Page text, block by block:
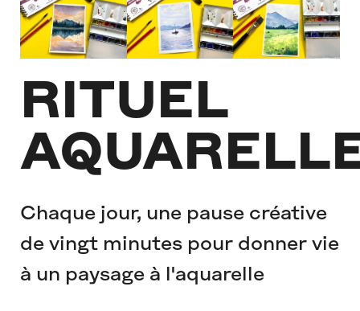
RITUEL
Chaque jour, une pause créative
de vingt minutes pour donner vie
à un paysage à l'aquarelle